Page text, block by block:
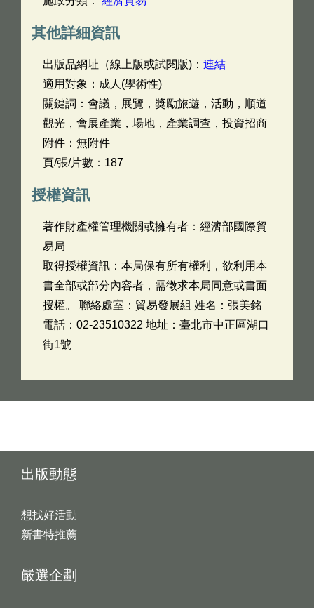
其他詳細資訊
出版品網址（線上版或試閱版)： 連結
適用對象：成人(學術性)
關鍵詞：會議，展覽，獎勵旅遊，活動，順道
觀光，會展產業，場地，產業調查，投資招商
附件：無附件
頁/張/片數：187
授權資訊
著作財產權管理機關或擁有者：經濟部國際貿
易局
取得授權資訊：本局保有所有權利，欲利用本
書全部或部分內容者，需徵求本局同意或書面
授權。 聯絡處室：貿易發展組 姓名：張美銘
電話：02-23510322 地址：臺北市中正區湖口
街1號
出版動態
想找好活動
新書特推薦
嚴選企劃